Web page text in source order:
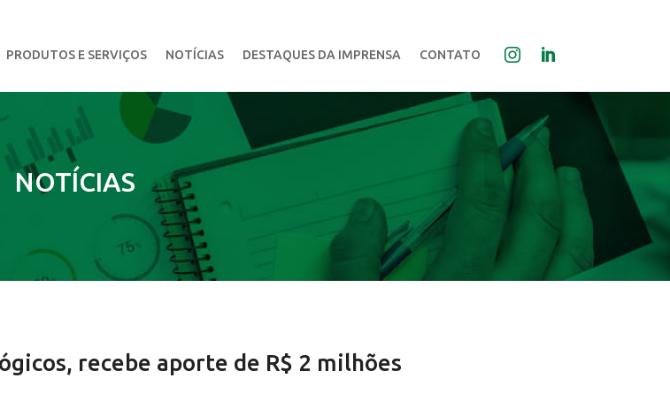
PRODUTOS E SERVIÇOS NOTÍCIAS DESTAQUES DA IMPRENSA CONTATO
NOTÍCIAS
recebe aporte de R$ 2 milhões